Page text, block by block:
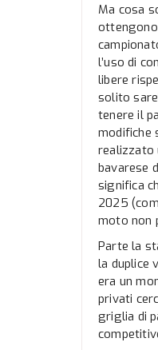
Ma cosa
ottengono
l’uso di
libere
solito
tenere il
modifiche
realizzato
bavarese
significa
2025
moto non
Parte la
la duplice
era un
privati
griglia di